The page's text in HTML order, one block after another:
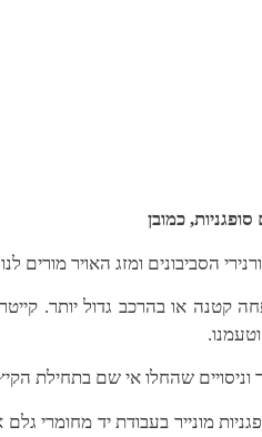
כמובן
הסביבונים ומזג האויר מורים
או בהרכב גדול יותר.
וניסויים שהחלו אי שם בתחילת
מונייר בעבודת יד מחומרי